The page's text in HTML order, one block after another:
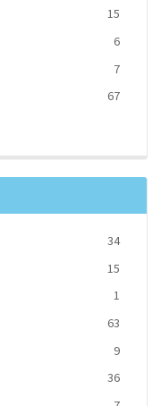
15
6
7
67
34
15
1
63
9
36